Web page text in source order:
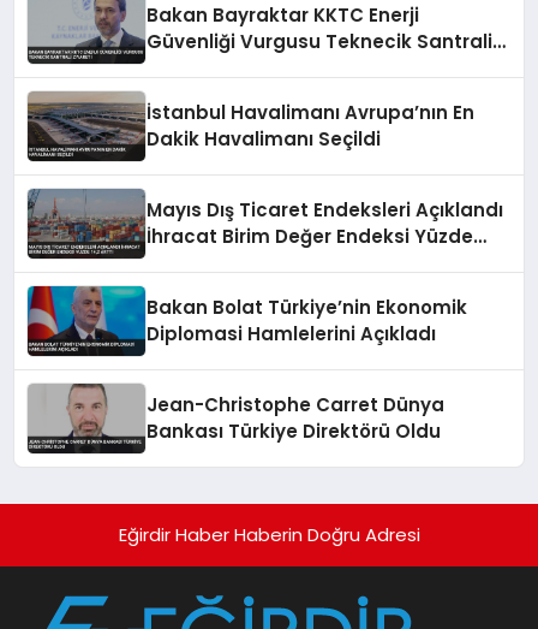
Bakan Bayraktar KKTC Enerji
Güvenliği Vurgusu Teknecik Santrali
İstanbul Havalimanı Avrupa’nın En
Dakik Havalimanı Seçildi
Mayıs Dış Ticaret Endeksleri Açıklandı
İhracat Birim Değer Endeksi Yüzde
Bakan Bolat Türkiye’nin Ekonomik
Diplomasi Hamlelerini Açıkladı
Jean-Christophe Carret Dünya
Bankası Türkiye Direktörü Oldu
Eğirdir Haber Haberin Doğru Adresi